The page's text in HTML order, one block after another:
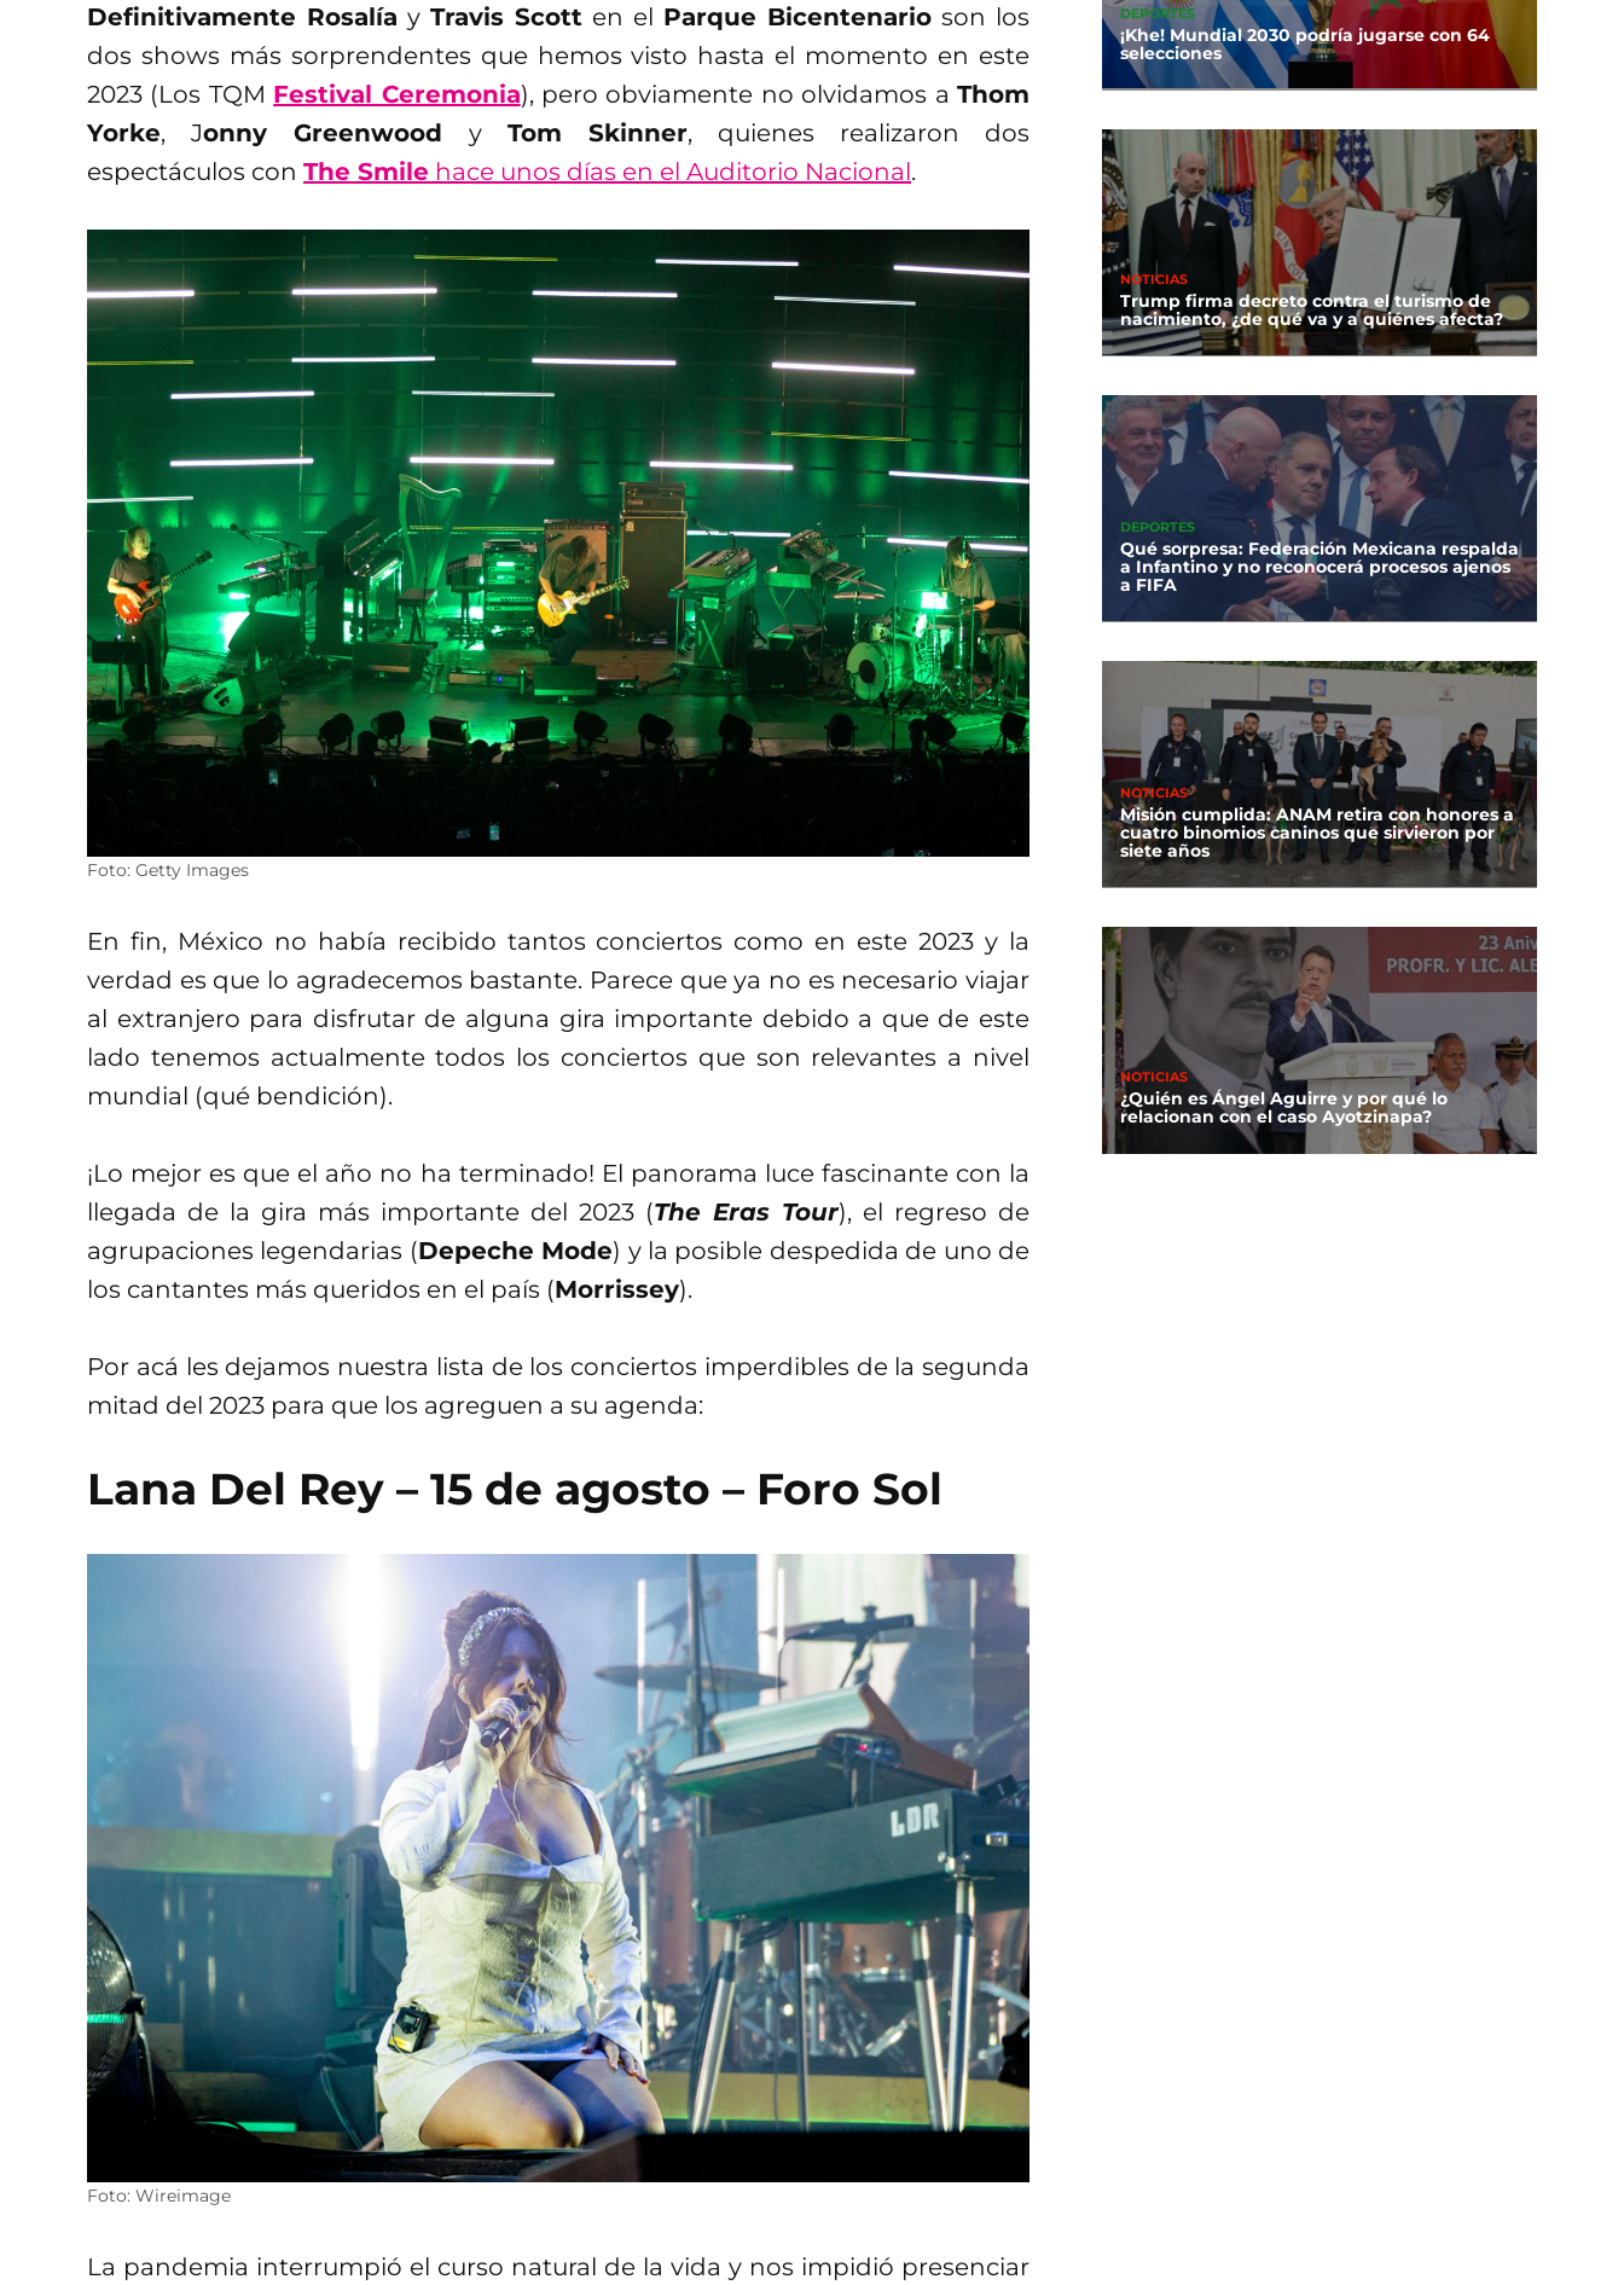
Definitivamente Rosalía y Travis Scott en el Parque Bicentenario son los
dos shows más sorprendentes que hemos visto hasta el momento en este
2023 (Los TQM Festival Ceremonia), pero obviamente no olvidamos aThom
Yorke, Jonny Greenwood y Tom Skinner, quienes realizaron dos
espectáculos con The Smile hace unos días en el Auditorio Nacional.
Foto: Getty Images
En fin, México no había recibido tantos conciertos como en este 2023 y la
verdad es que lo agradecemos bastante. Parece que ya no es necesario viajar
al extranjero para disfrutar de alguna gira importante debido a que de este
lado tenemos actualmente todos los conciertos que son relevantes a nivel
mundial (qué bendición).
¡Lo mejor es que el año no ha terminado! El panorama luce fascinante con la
llegada de la gira más importante del 2023 (The Eras Tour), el regreso de
agrupaciones legendarias (Depeche Mode) y la posible despedida de uno de
los cantantes más queridos en el país (Morrissey).
Por acá les dejamos nuestra lista de los conciertos imperdibles de la segunda
mitad del 2023 para que los agreguen a su agenda:
Lana Del Rey – 15 de agosto – Foro Sol
Foto: Wireimage
La pandemia interrumpió el curso natural de la vida y nos impidió presenciar
DEPORTES
¡Khe! Mundial 2030 podría jugarse con 64
selecciones
NOTICIAS
Trump firma decreto contra el turismo de
nacimiento, ¿de qué va y a quiénes afecta?
DEPORTES
Qué sorpresa: Federación Mexicana respalda
a Infantino y no reconocerá procesos ajenos
a FIFA
NOTICIAS
Misión cumplida: ANAM retira con honores a
cuatro binomios caninos que sirvieron por
siete años
NOTICIAS
¿Quién es Ángel Aguirre y por qué lo
relacionan con el caso Ayotzinapa?